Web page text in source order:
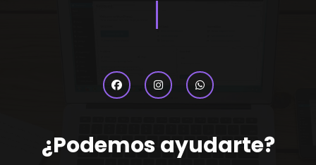
¿Podemos ayudarte?